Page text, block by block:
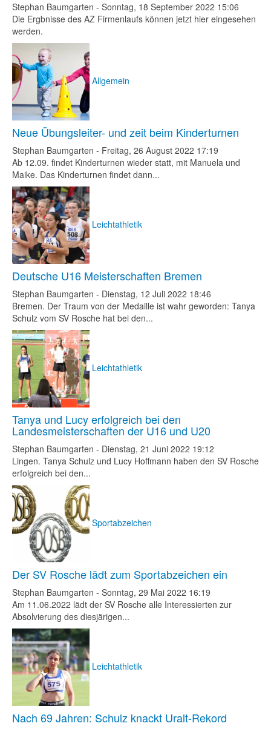
Stephan Baumgarten - Sonntag, 18 September 2022 15:06
Die Ergbnisse des AZ Firmenlaufs können jetzt hier eingesehen
werden.
Allgemein
Neue Übungsleiter- und zeit beim Kinderturnen
Stephan Baumgarten - Freitag, 26 August 2022 17:19
Ab 12.09. findet Kinderturnen wieder statt, mit Manuela und
Maike. Das Kinderturnen findet dann...
Leichtathletik
Deutsche U16 Meisterschaften Bremen
Stephan Baumgarten - Dienstag, 12 Juli 2022 18:46
Bremen. Der Traum von der Medaille ist wahr geworden: Tanya
Schulz vom SV Rosche hat bei den...
Leichtathletik
Tanya und Lucy erfolgreich bei den
Landesmeisterschaften der U16 und U20
Stephan Baumgarten - Dienstag, 21 Juni 2022 19:12
Lingen. Tanya Schulz und Lucy Hoffmann haben den SV Rosche
erfolgreich bei den...
Sportabzeichen
Der SV Rosche lädt zum Sportabzeichen ein
Stephan Baumgarten - Sonntag, 29 Mai 2022 16:19
Am 11.06.2022 lädt der SV Rosche alle Interessierten zur
Absolvierung des diesjärigen...
Leichtathletik
Nach 69 Jahren: Schulz knackt Uralt-Rekord